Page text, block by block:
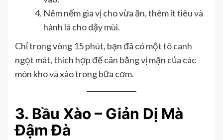
Nêm nếm gia vị cho vừa ăn, thêm ít tiêu và
hành lá cho dậy mùi.
Chỉ trong vòng 15 phút, bạn đã có một tô canh
ngọt mát, thích hợp để cân bằng vị mặn của các
món kho và xào trong bữa cơm.
3. Bầu Xào – Giản Dị Mà
Đậm Đà